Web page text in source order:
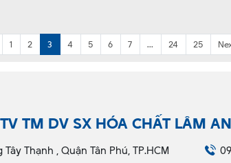
1 2 3 4 5 6 7 ... 24 25
TM DV SX HÓA CHẤT LÂM
Thạnh , Quận Tân Phú, TP.HCM